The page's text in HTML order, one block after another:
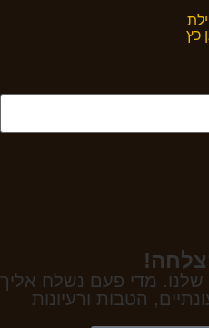
מדי פעם נשלח אליך
הטבות ורעיונות